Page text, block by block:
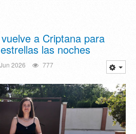
a Criptana para
las noches
2026 777